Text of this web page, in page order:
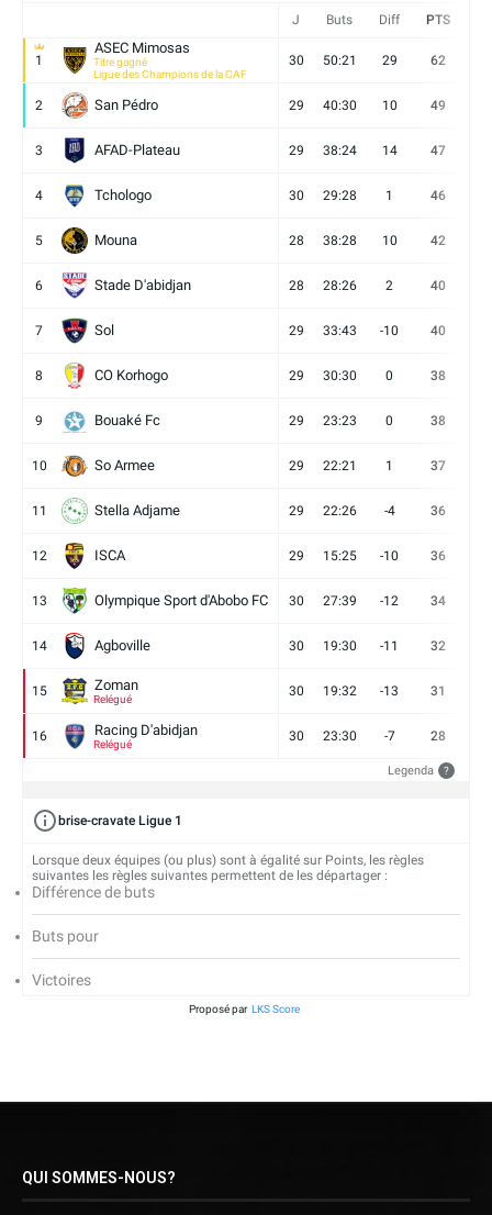
J Buts Diff PTS
1
ASEC Mimosas
Titre gagné
Ligue des Champions de la CAF
30 50:21 29 62
2 San Pédro 29 40:30 10 49
3 AFAD-Plateau 29 38:24 14 47
4 Tchologo 30 29:28 1 46
5 Mouna 28 38:28 10 42
6 Stade D'abidjan 28 28:26 2 40
7 Sol 29 33:43 -10 40
8 CO Korhogo 29 30:30 0 38
9 Bouaké Fc 29 23:23 0 38
10 So Armee 29 22:21 1 37
11 Stella Adjame 29 22:26 -4 36
12 ISCA 29 15:25 -10 36
13 Olympique Sport d'Abobo FC 30 27:39 -12 34
14 Agboville 30 19:30 -11 32
15 Zoman
Relégué
30 19:32 -13 31
16 Racing D'abidjan
Relégué
30 23:30 -7 28
Legenda ?
brise-cravate Ligue 1
Lorsque deux équipes (ou plus) sont à égalité sur Points, les règles
suivantes les règles suivantes permettent de les départager :
Différence de buts
Buts pour
Victoires
Proposé par LKS Score
QUI SOMMES-NOUS?